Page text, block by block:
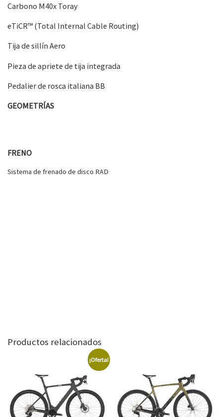
Carbono M40x Toray
eTiCR™ (Total Internal Cable Routing)
Tija de sillín Aero
Pieza de apriete de tija integrada
Pedalier de rosca italiana BB
GEOMETRÍAS
FRENO
Sistema de frenado de disco RAD
Productos relacionados
¡Oferta!